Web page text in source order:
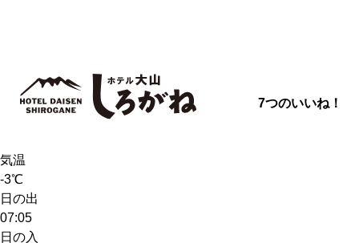
7つのいいね！
気温
-3℃
日の出
07:05
日の入